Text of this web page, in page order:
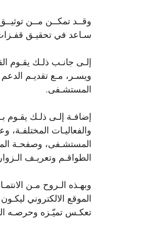
وقــد تمكــن مــن
سـاعد في تحقيـق
إلـى جانـب ذلـك يقـوم
ويسـر، مـع تقديـم
المستشـفى.
إضافـة إلـى ذلـك يقـوم
والفعاليـات
المستشـفى، وصفحـة
الطواقـم وتعريـف
وبهـذه الـروح مـن
الموقع الالكتروني
تعكـس تميّـزه وحرصـه